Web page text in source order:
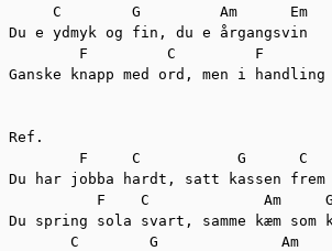
     C	      G	        Am	Em
Du e ydmyk og fin, du e årgangsvin
Ganske knapp med ord, men i
Ref.
Du har jobba hardt, satt kassen frem
          F    C	     Am	    G
Du spring sola svart, samme kæm som
       C        G	       Am       Em